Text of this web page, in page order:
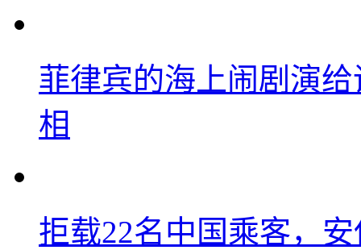
菲律宾的海上闹剧演
相
拒载22名中国乘客，